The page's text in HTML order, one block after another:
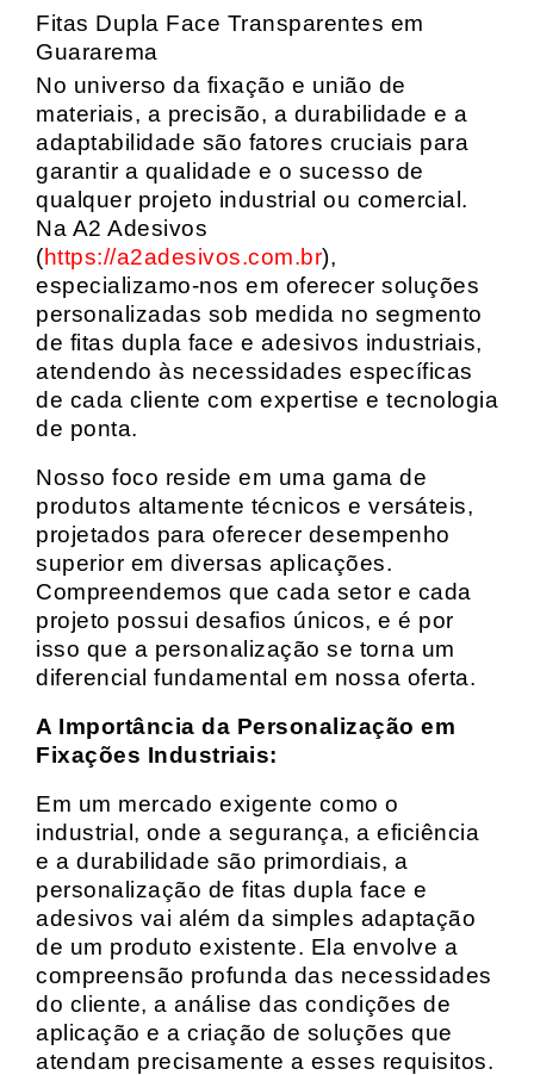
Fitas Dupla Face Transparentes em
Guararema
No universo da fixação e união de
materiais, a precisão, a durabilidade e a
adaptabilidade são fatores cruciais para
garantir a qualidade e o sucesso de
qualquer projeto industrial ou comercial.
Na A2 Adesivos
(https://a2adesivos.com.br),
especializamo-nos em oferecer soluções
personalizadas sob medida no segmento
de fitas dupla face e adesivos industriais,
atendendo às necessidades específicas
de cada cliente com expertise e tecnologia
de ponta.
Nosso foco reside em uma gama de
produtos altamente técnicos e versáteis,
projetados para oferecer desempenho
superior em diversas aplicações.
Compreendemos que cada setor e cada
projeto possui desafios únicos, e é por
isso que a personalização se torna um
diferencial fundamental em nossa oferta.
A Importância da Personalização em
Fixações Industriais:
Em um mercado exigente como o
industrial, onde a segurança, a eficiência
e a durabilidade são primordiais, a
personalização de fitas dupla face e
adesivos vai além da simples adaptação
de um produto existente. Ela envolve a
compreensão profunda das necessidades
do cliente, a análise das condições de
aplicação e a criação de soluções que
atendam precisamente a esses requisitos.